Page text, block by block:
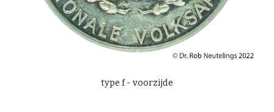
type f - voorzijde